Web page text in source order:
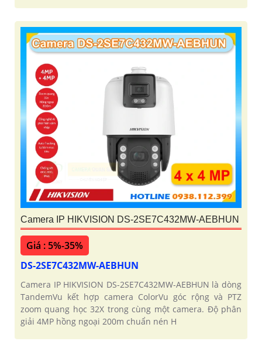
Camera IP HIKVISION DS-2SE7C432MW-AEBHUN
Giá : 5%-35%
DS-2SE7C432MW-AEBHUN
Camera IP HIKVISION DS-2SE7C432MW-AEBHUN là dòng
TandemVu kết hợp camera ColorVu góc rộng và PTZ
zoom quang học 32X trong cùng một camera. Độ phân
giải 4MP hồng ngoại 200m chuẩn nén H